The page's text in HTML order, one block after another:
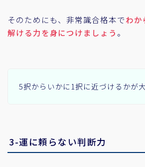
そのためにも、非常識合格本でわか
解ける力を身につけましょう 。
5択からいかに1択に近づけるかが
3-運に頼らない判断力